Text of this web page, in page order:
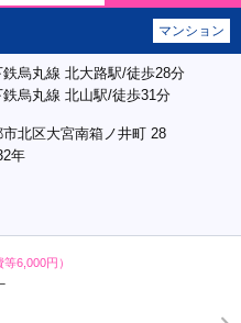
マンション
烏丸線 北大路駅/徒歩28分
烏丸線 北山駅/徒歩31分
北区大宮南箱ノ井町 28
年
等6,000円）